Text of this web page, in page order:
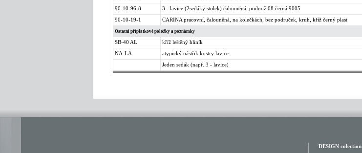
90-10-96-8 3 - lavice (2sedáky stolek) čalouněná, podnož 08 černá 9005
90-10-19-1 CARINA pracovní, čalouněná, na kolečkách, bez područek, kruh, kříž černý plast
Ostatní příplatkové položky a poznámky
SB-40 AL kříž leštěný hliník
NA-LA atypický nástřik kostry lavice
Jeden sedák (např. 3 - lavice)
DESIGN colection